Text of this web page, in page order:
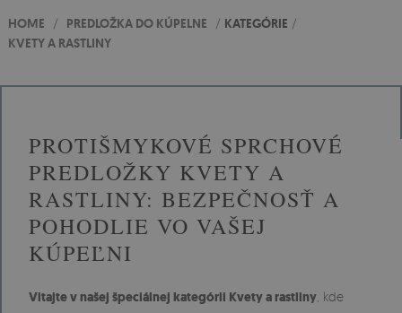
HOME / PREDLOŽKA DO KÚPELNE / KATEGÓRIE /
KVETY A RASTLINY
PROTIŠMYKOVÉ SPRCHOVÉ
PREDLOŽKY KVETY A
RASTLINY: BEZPEČNOSŤ A
POHODLIE VO VAŠEJ
KÚPEĽNI
Vitajte v našej špeciálnej kategórii Kvety a rastliny , kde